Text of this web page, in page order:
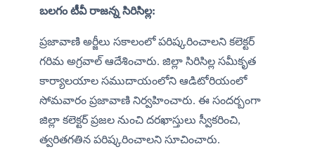
బలగం టీవీ రాజన్న సిరిసిల్ల:
ప్రజావాణి అర్జీలు సకాలంలో పరిష్కరించాలని కలెక్టర్
గరిమ అగ్రవాల్ ఆదేశించారు. జిల్లా సిరిసిల్ల సమీకృత
కార్యాలయాల సముదాయంలోని ఆడిటోరియంలో
సోమవారం ప్రజావాణి నిర్వహించారు. ఈ సందర్బంగా
జిల్లా కలెక్టర్ ప్రజల నుంచి దరఖాస్తులు స్వీకరించి,
త్వరితగతిన పరిష్కరించాలని సూచించారు.